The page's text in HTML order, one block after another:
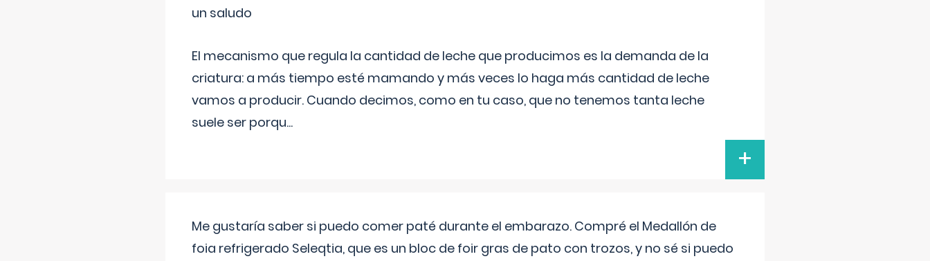
un saludo
El mecanismo que regula la cantidad de leche que producimos es la demanda de la
criatura: a más tiempo esté mamando y más veces lo haga más cantidad de leche
vamos a producir. Cuando decimos, como en tu caso, que no tenemos tanta leche
suele ser porqu...
+
Me gustaría saber si puedo comer paté durante el embarazo. Compré el Medallón de
foia refrigerado Seleqtia, que es un bloc de foir gras de pato con trozos, y no sé si puedo